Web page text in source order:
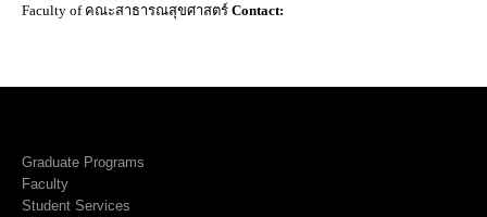
Faculty of คณะสาธารณสุขศาสตร์ Contact:
Graduate Programs
Faculty
Student Services